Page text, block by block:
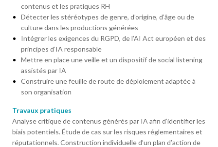
contenus et les pratiques RH
Détecter les stéréotypes de genre, d’origine, d’âge ou de
culture dans les productions générées
Intégrer les exigences du RGPD, de l’AI Act européen et des
principes d’IA responsable
Mettre en place une veille et un dispositif de social listening
assistés par IA
Construire une feuille de route de déploiement adaptée à
son organisation
Travaux pratiques
Analyse critique de contenus générés par IA afin d’identifier les
biais potentiels. Étude de cas sur les risques réglementaires et
réputationnels. Construction individuelle d’un plan d’action de